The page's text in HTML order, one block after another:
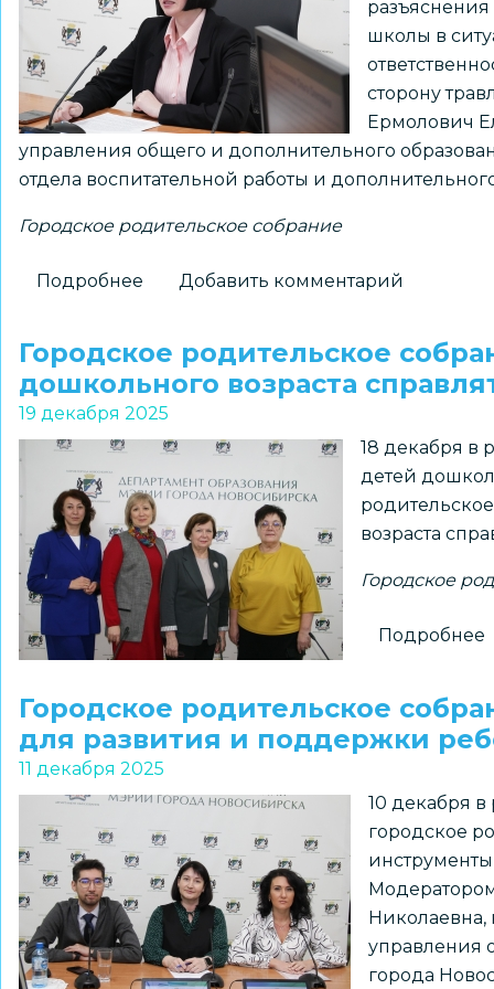
школы в
сторону
Ермолович
управления общего и дополнительного
отдела воспитательной работы и
Городское родительское собрание
Подробнее
буллингу
обсудили
на
городском
родительском
собрании
Добавить комментарий
Городское родительское
дошкольного возраста
19 декабря 2025
18 декабря в
детей
возраста
Городское
Подробнее
с
Городское родительское
для развития и поддержки
11 декабря 2025
10 декабря
городское
Николаевна,
управления
города